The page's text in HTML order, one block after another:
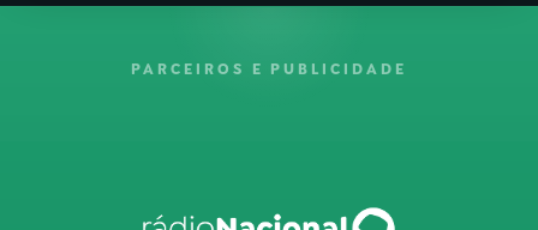
PARCEIROS E PUBLICIDADE